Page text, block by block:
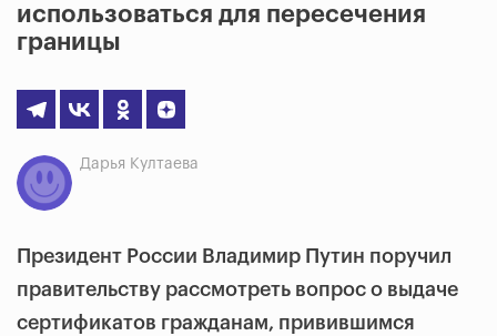
использоваться для пересечения
границы
Дарья Култаева
Президент России Владимир Путин поручил
правительству рассмотреть вопрос о выдаче
сертификатов гражданам, привившимся